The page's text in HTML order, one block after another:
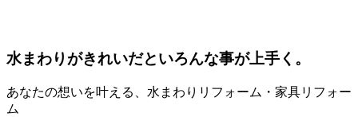
水まわりがきれいだといろんな事が上手く。
あなたの想いを叶える、水まわりリフォーム・家具リフォー
ム